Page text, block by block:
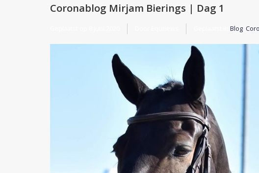
Coronablog Mirjam Bierings | Dag 1
Blog